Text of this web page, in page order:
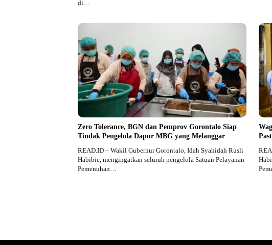
di…
Zero Tolerance, BGN dan Pemprov Gorontalo Siap
Tindak Pengelola Dapur MBG yang Melanggar
READ.ID – Wakil Gubernur Gorontalo, Idah Syahidah Rusli
Habibie, mengingatkan seluruh pengelola Satuan Pelayanan
Pemenuhan…